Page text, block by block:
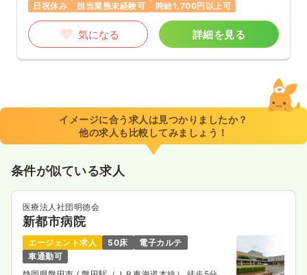
日祝休み
担当業務未経験可 時給1,700円以上可
気になる 詳細を見る
イメージに合う求人は見つかりましたか？
他の求人も比較してみましょう！
条件が似ている求人
医療法人社団明徳会
新都市病院
エージェント求人 50床
電子カルテ
車通勤可